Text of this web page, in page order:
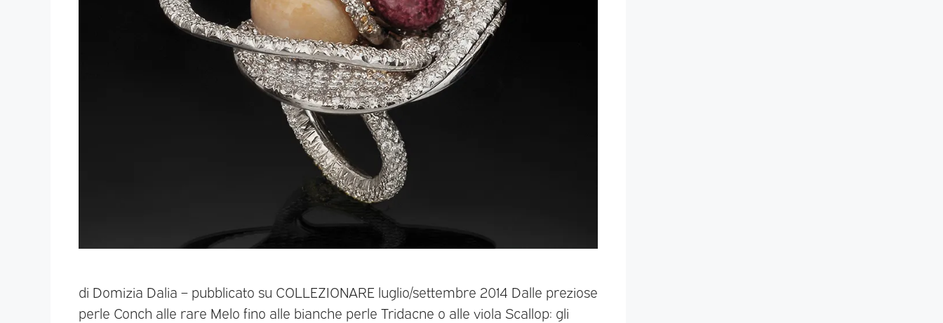
di Domizia Dalia – pubblicato su COLLEZIONARE luglio/settembre 2014 Dalle preziose
perle Conch alle rare Melo fino alle bianche perle Tridacne o alle viola Scallop: gli